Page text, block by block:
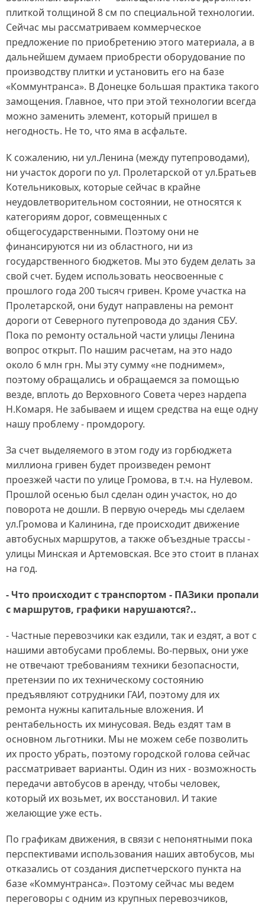
плиткой толщиной 8 см по специальной технологии.
Сейчас мы рассматриваем коммерческое
предложение по приобретению этого материала, а в
дальнейшем думаем приобрести оборудование по
производству плитки и установить его на базе
«Коммунтранса». В Донецке большая практика такого
замощения. Главное, что при этой технологии всегда
можно заменить элемент, который пришел в
негодность. Не то, что яма в асфальте.
К сожалению, ни ул.Ленина (между путепроводами),
ни участок дороги по ул. Пролетарской от ул.Братьев
Котельниковых, которые сейчас в крайне
неудовлетворительном состоянии, не относятся к
категориям дорог, совмещенных с
общегосударственными. Поэтому они не
финансируются ни из областного, ни из
государственного бюджетов. Мы это будем делать за
свой счет. Будем использовать неосвоенные с
прошлого года 200 тысяч гривен. Кроме участка на
Пролетарской, они будут направлены на ремонт
дороги от Северного путепровода до здания СБУ.
Пока по ремонту остальной части улицы Ленина
вопрос открыт. По нашим расчетам, на это надо
около 6 млн грн. Мы эту сумму «не поднимем»,
поэтому обращались и обращаемся за помощью
везде, вплоть до Верховного Совета через нардепа
Н.Комаря. Не забываем и ищем средства на еще одну
нашу проблему - промдорогу.
За счет выделяемого в этом году из горбюджета
миллиона гривен будет произведен ремонт
проезжей части по улице Громова, в т.ч. на Нулевом.
Прошлой осенью был сделан один участок, но до
поворота не дошли. В первую очередь мы сделаем
ул.Громова и Калинина, где происходит движение
автобусных маршрутов, а также объездные трассы -
улицы Минская и Артемовская. Все это стоит в планах
на год.
- Что происходит с транспортом - ПАЗики пропали
с маршрутов, графики нарушаются?..
- Частные перевозчики как ездили, так и ездят, а вот с
нашими автобусами проблемы. Во-первых, они уже
не отвечают требованиям техники безопасности,
претензии по их техническому состоянию
предъявляют сотрудники ГАИ, поэтому для их
ремонта нужны капитальные вложения. И
рентабельность их минусовая. Ведь ездят там в
основном льготники. Мы не можем себе позволить
их просто убрать, поэтому городской голова сейчас
рассматривает варианты. Один из них - возможность
передачи автобусов в аренду, чтобы человек,
который их возьмет, их восстановил. И такие
желающие уже есть.
По графикам движения, в связи с непонятными пока
перспективами использования наших автобусов, мы
отказались от создания диспетчерского пункта на
базе «Коммунтранса». Поэтому сейчас мы ведем
переговоры с одним из крупных перевозчиков,